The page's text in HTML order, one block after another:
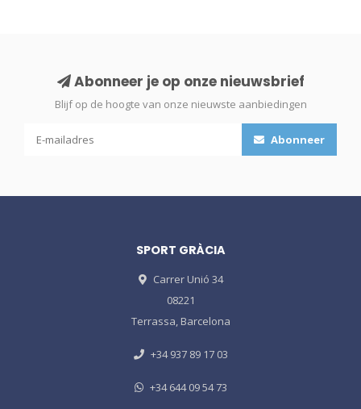
Abonneer je op onze nieuwsbrief
Blijf op de hoogte van onze nieuwste aanbiedingen
Abonneer
SPORT GRÀCIA
Carrer Unió 34
08221
Terrassa, Barcelona
+34 937 89 17 03
+34 644 09 54 73